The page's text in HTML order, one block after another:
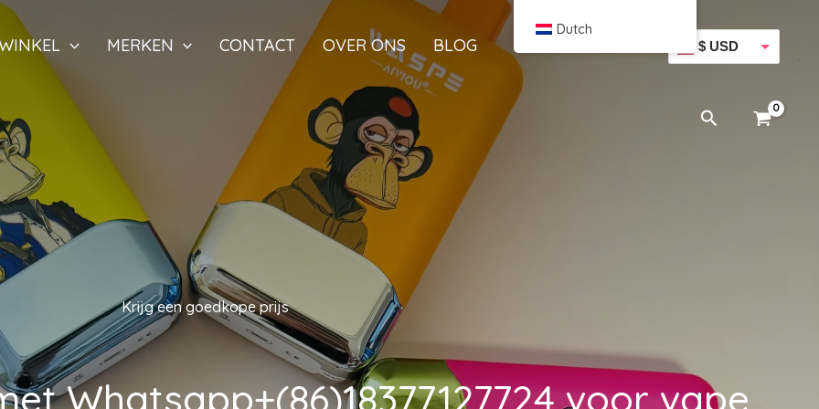
MERKEN CONTACT OVER ONS BLOG $ USD
Zoeken
Krijg een goedkope prijs
Whatsapp+(86)18377127724 voor vape
Dutch